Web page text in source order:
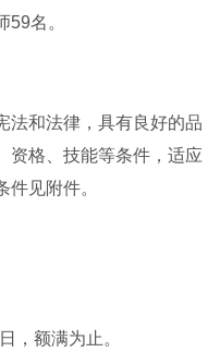
名。
法和法律，具有良好的品
资格、技能等条件，适应
见附件。
，额满为止。